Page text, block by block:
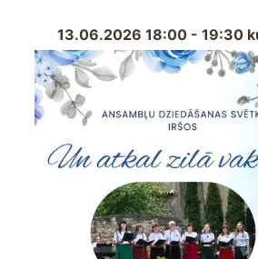
13.06.2026 18:00 - 19:30